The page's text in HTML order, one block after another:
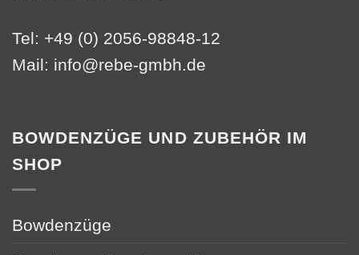
Tel: +49 (0) 2056-98848-12
Mail: info@rebe-gmbh.de
BOWDENZÜGE UND ZUBEHÖR IM
SHOP
Bowdenzüge